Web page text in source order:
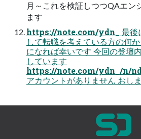
月～これを検証しつつQAエン
ます
https://note.com/ydn_ 最後
して転職を考えている方の何
になれば幸いです 今回の登壇
しています
https://note.com/ydn_/n/
アカウントがありません おし